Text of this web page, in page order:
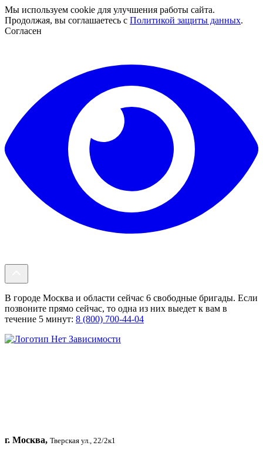
Мы используем cookie для улучшения работы сайта.
Продолжая, вы соглашаетесь с Политикой защиты данных.
Согласен
В городе Москва и области сейчас 6 свободные бригады. Если
позвоните прямо сейчас, то одна из них выедет к вам в
течение 5 минут: 8 (800) 700-44-04
г. Москва, Тверская ул., 22/2к1